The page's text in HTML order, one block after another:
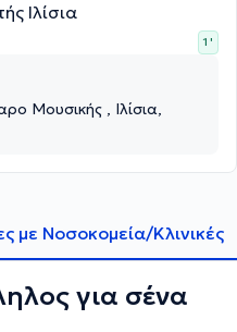
Ιλίσια
1 '
Μουσικής , Ιλίσια,
με Νοσοκομεία/Κλινικές
για σένα